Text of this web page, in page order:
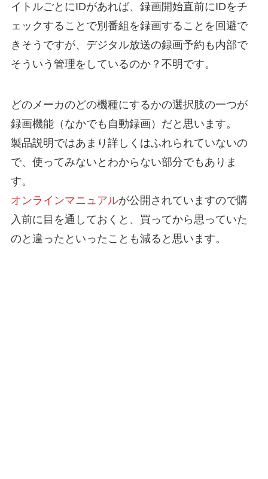
イトルごとにIDがあれば、録画開始直前にIDをチ
ェックすることで別番組を録画することを回避で
きそうですが、デジタル放送の録画予約も内部で
そういう管理をしているのか？不明です。
どのメーカのどの機種にするかの選択肢の一つが
録画機能（なかでも自動録画）だと思います。
製品説明ではあまり詳しくはふれられていないの
で、使ってみないとわからない部分でもありま
す。
オンラインマニュアルが公開されていますので購
入前に目を通しておくと、買ってから思っていた
のと違ったといったことも減ると思います。